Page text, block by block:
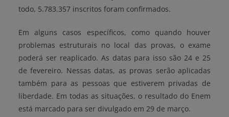
todo, 5.783.357 inscritos foram confirmados.
Em alguns casos específicos, como quando houver
problemas estruturais no local das provas, o exame
poderá ser reaplicado. As datas para isso são 24 e 25
de fevereiro. Nessas datas, as provas serão aplicadas
também para as pessoas que estiverem privadas de
liberdade. Em todas as situações, o resultado do Enem
está marcado para ser divulgado em 29 de março.